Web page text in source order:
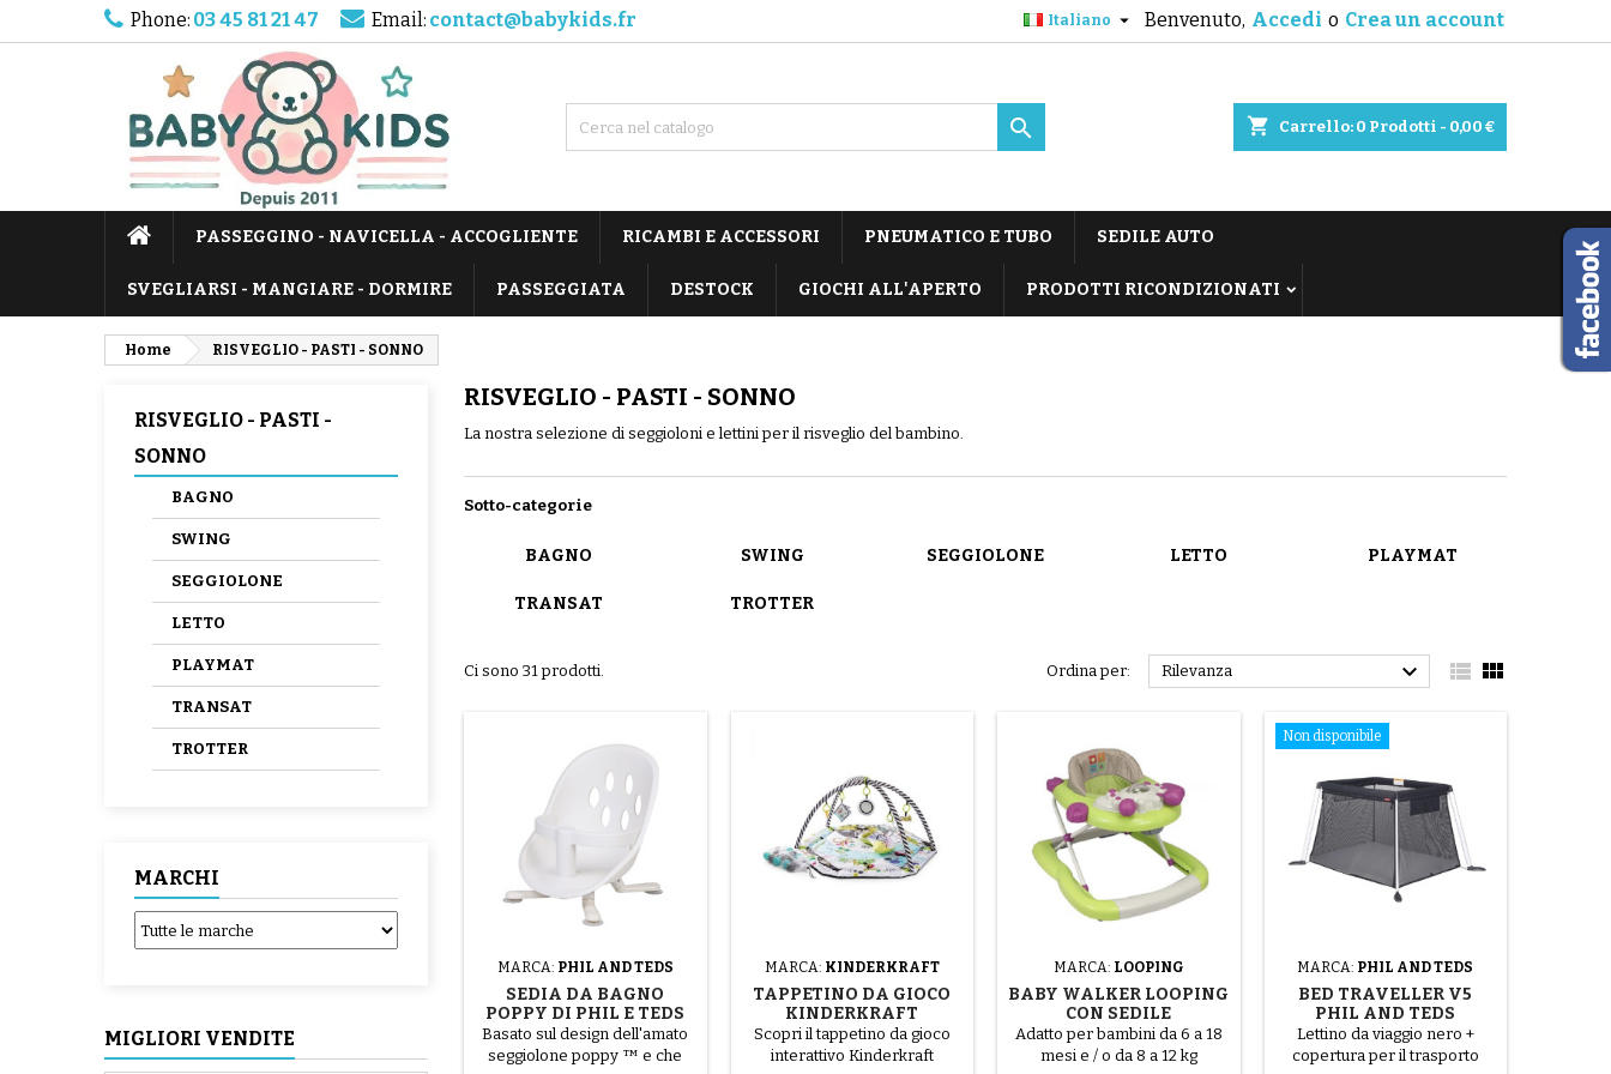
Phone: 03 45 81 21 47 Email: contact@babykids.fr Benvenuto, Accedi o Crea un account
Italiano 
shopping_cart Carrello: 0 Prodotti - 0,00 €

PASSEGGINO - NAVICELLA - ACCOGLIENTE RICAMBI E ACCESSORI PNEUMATICO E TUBO SEDILE AUTO
SVEGLIARSI - MANGIARE - DORMIRE PASSEGGIATA DESTOCK GIOCHI ALL'APERTO PRODOTTI RICONDIZIONATI
Home RISVEGLIO - PASTI - SONNO
RISVEGLIO - PASTI -
SONNO
BAGNO
SWING
SEGGIOLONE
LETTO
PLAYMAT
TRANSAT
TROTTER
MARCHI
MIGLIORI VENDITE
RISVEGLIO - PASTI - SONNO
La nostra selezione di seggioloni e lettini per il risveglio del bambino.
Sotto-categorie
BAGNO SWING SEGGIOLONE LETTO PLAYMAT
TRANSAT TROTTER
Ci sono 31 prodotti. Ordina per: Rilevanza   
MARCA: PHIL AND TEDS
SEDIA DA BAGNO
POPPY DI PHIL E TEDS
Basato sul design dell'amato
seggiolone poppy ™ e che
MARCA: KINDERKRAFT
TAPPETINO DA GIOCO
KINDERKRAFT
SMARTPLAY
Scopri il tappetino da gioco
interattivo Kinderkraft
MARCA: LOOPING
BABY WALKER LOOPING
CON SEDILE
MULTIPOSIZIONE KIWI
Adatto per bambini da 6 a 18
mesi e / o da 8 a 12 kg
Non disponibile
MARCA: PHIL AND TEDS
BED TRAVELLER V5
PHIL AND TEDS
Lettino da viaggio nero +
copertura per il trasporto